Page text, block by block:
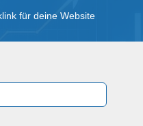
für deine Website